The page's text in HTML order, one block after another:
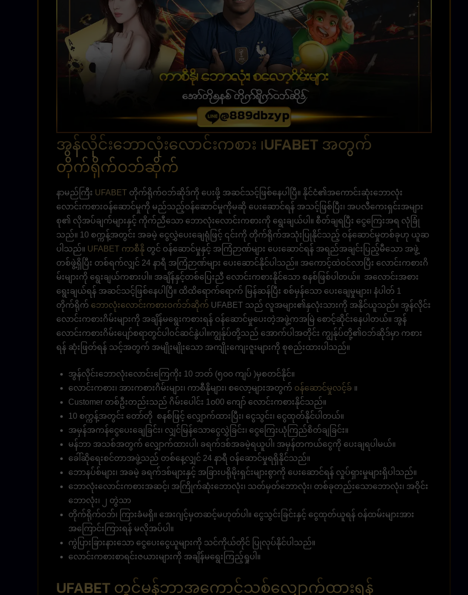
အွန်လိုင်းဘောလုံးလောင်းကစား ၊UFABET အတွက်
တိုက်ရိုက်ဝဘ်ဆိုက်
နာမည်ကြီး UFABET တိုက်ရိုက်ဝဘ်ဆိုဒ်ကို ပေးဖို့ အဆင်သင့်ဖြစ်နေပါပြီ။ နိုင်ငံ၏အကောင်းဆုံးဘောလုံး
လောင်းကစားဝန်ဆောင်မှုကို မည်သည့်ဝန်ဆောင်မှုကိုမဆို ပေးဆောင်ရန် အသင့်ဖြစ်ပြီး၊ အပလီကေးရှင်းအများ
စု၏ လိုအပ်ချက်များနှင့် ကိုက်ညီသော ဘောလုံးလောင်းကစားကို ရွေးချယ်ပါ။ စီတ်ချရပြီး ငွေကြေးအရ လုံခြုံ
သည်။ 10 စက္ကန့်အတွင်း အခမဲ့ ငွေလွှဲပေးချေရုံဖြင့် ၎င်းကို တိုက်ရိုက်အသုံးပြုနိုင်သည့် ဝန်ဆောင်မှုတစ်ခုဟု ယူဆ
ပါသည်။ UFABET ကာစီနို တွင် ဝန်ဆောင်မှုနှင့် အကြံဉာဏ်များ ပေးဆောင်ရန် အရည်အချင်းပြည့်မီသော အဖွဲ့
တစ်ဖွဲ့ရှိပြီး တစ်ရက်လျှင် 24 နာရီ အကြံဉာဏ်များ ပေးဆောင်နိုင်ပါသည်။ အကောင့်ထဲဝင်လာပြီး လောင်းကစားဂိ
မ်းများကို ရွေးချယ်ကစားပါ။ အချိန်နှင့်တစ်ပြေးညီ လောင်းကစားနိုင်သော စနစ်ဖြစ်ပါတယ်။ အလောင်းအစား
ရွေးချယ်ရန် အဆင်သင့်ဖြစ်နေပါပြီ။ ထိထိရောက်ရောက် မြန်ဆန်ပြီး စစ်မှန်သော ပေးချေမှုများ၊ နံပါတ် 1
တိုက်ရိုက် ဘောလုံးလောင်းကစားဝက်ဘ်ဆိုက် UFABET သည် လူအများ၏နှလုံးသားကို အနိုင်ယူသည်။ အွန်လိုင်း
လောင်းကစားဂိမ်းများကို အချိန်မရွေးကစားရန် ဝန်ဆောင်မှုပေးတဲ့အဖွဲ့ကအမြဲ စောင့်ဆိုင်းနေပါတယ်။ အွန်
လောင်းကစားဂိမ်းပျော်စရာတွင်ပါဝင်ဆင်နွဲပါ။ကျွန်ုပ်တို့သည် အောက်ပါအတိုင်း ကျွန်ုပ်တို့၏ဝဘ်ဆိုဒ်မှာ ကစား
ရန် ဆုံးဖြတ်ရန် သင့်အတွက် အမျိုးမျိုးသော အကျိုးကျေးဇူးများကို စုစည်းထားပါသည်။
အွန်လိုင်းဘောလုံးလောင်းကြေကိုး 10 ဘတ် (၅၀၀ ကျပ် )မှစတင်နိုင်။
လောင်းကစား၊ အားကစားဂိမ်းများ၊ ကာစီနိုများ၊ စလော့များအတွက် ဝန်ဆောင်မှုလင့်ခ် ။
Customer တစ်ဦးတည်းသည် ဂိမ်းပေါင်း 1၀00 ကျော် လောင်းကစားနိုင်သည်။
10 စက္ကန့်အတွင်း တော်တို စနစ်ဖြင့် လျှောက်ထားပြီး၊ ငွေသွင်း၊ ငွေထုတ်နိုင်ပါတယ်။
အမှန်အကန်ငွေပေးချေခြင်း၊ လျှင်မြန်သောငွေလွှဲခြင်း၊ ငွေကြေးယုံကြည်စိတ်ချခြင်း။
မန်ဘာ အသစ်အတွက် လျှောက်ထားပါ၊ ခရက်ဒစ်အခမဲ့ရယူပါ၊ အမှန်တကယ်ငွေကို ပေးချရပါမယ်။
ခေါ်ဆိုရေးစင်တာအဖွဲ့သည် တစ်နေ့လျှင် 24 နာရီ ဝန်ဆောင်မှုရရှိနိုင်သည်။
ဘောနပ်စ်များ၊ အခမဲ့ ခရက်ဒစ်များနှင့် အခြားပရိုမိုးရှင်းများစွာကို ပေးဆောင်ရန် လှုပ်ရှားမှုများရှိပါသည်။
ဘောလုံးလောင်းကစားအဆင့်၊ အကြိုက်ဆုံးဘောလုံး၊ သတ်မှတ်ဘောလုံး၊ တစ်ခုတည်းသောဘောလုံး၊ အဝိုင်း
ဘောလုံး၊ ၂ တွဲသာ
တိုက်ရိုက်ဝဘ်၊ ကြားခံမရှိ။ အေးဂျင့်မှတဆင့်မဟုတ်ပါ။ ငွေသွင်းခြင်းနှင့် ငွေထုတ်ယူရန် ဝန်ထမ်းများအား
အကြောင်းကြားရန် မလိုအပ်ပါ။
ကွဲပြားခြားနားသော ငွေပေးငွေယူများကို သင်ကိုယ်တိုင် ပြုလုပ်နိုင်ပါသည်။
လောင်းကစားစာရင်းဇယားများကို အချိန်မရွေးကြည့်ရှုပါ။
UFABET တွင်မန်ဘာအကောင့်သစ်လျှောက်ထားရန်